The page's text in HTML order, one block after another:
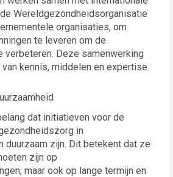
Wereldgezondheidsorganisatie
organisaties, om
te leveren om de
verbeteren. Deze samenwerking
kennis, middelen en expertise.
dat initiatieven voor de
in
duurzaam zijn. Dit betekent dat ze
zijn op
maar ook op lange termijn en